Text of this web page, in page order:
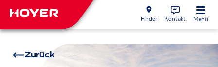
Finder Kontakt Menü
Zurück